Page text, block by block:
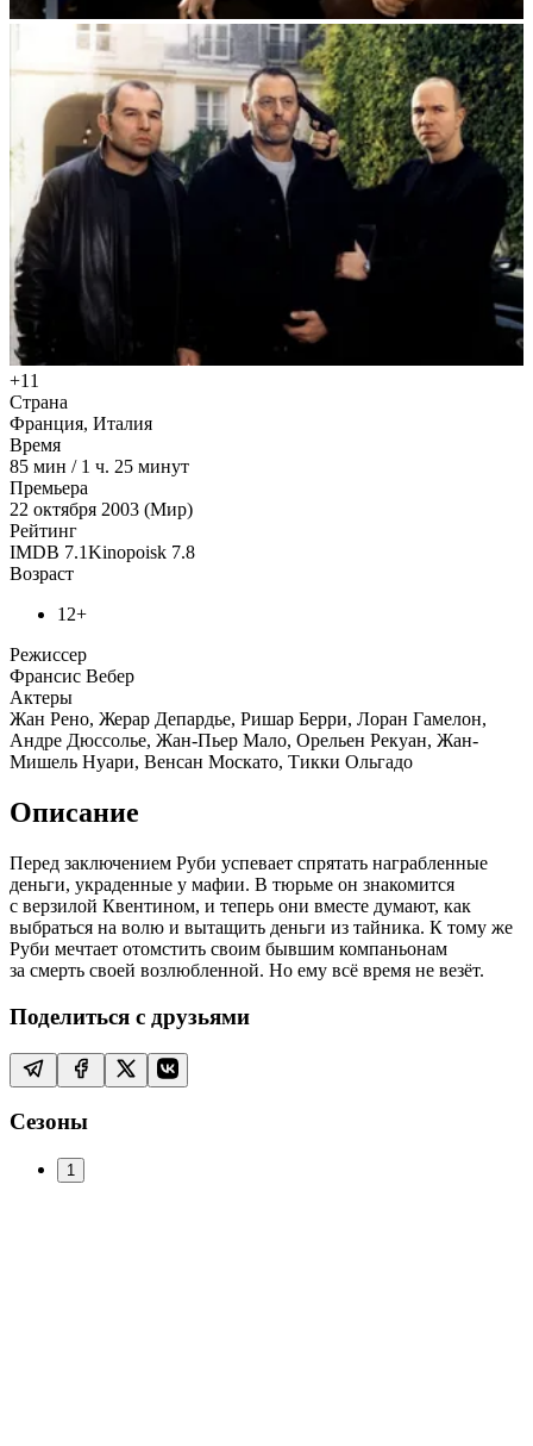
+11
Страна
Франция, Италия
Время
85 мин / 1 ч. 25 минут
Премьера
22 октября 2003 (Мир)
Рейтинг
IMDB 7.1Kinopoisk 7.8
Возраст
12+
Режиссер
Франсис Вебер
Актеры
Жан Рено, Жерар Депардье, Ришар Берри, Лоран Гамелон,
Андре Дюссолье, Жан-Пьер Мало, Орельен Рекуан, Жан-
Мишель Нуари, Венсан Москато, Тикки Ольгадо
Описание
Перед заключением Руби успевает спрятать награбленные
деньги, украденные у мафии. В тюрьме он знакомится
с верзилой Квентином, и теперь они вместе думают, как
выбраться на волю и вытащить деньги из тайника. К тому же
Руби мечтает отомстить своим бывшим компаньонам
за смерть своей возлюбленной. Но ему всё время не везёт.
Поделиться с друзьями
Сезоны
1